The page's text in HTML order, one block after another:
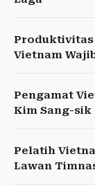
Produktivitas
Vietnam
Pengamat
Kim Sang-sik
Pelatih
Lawan